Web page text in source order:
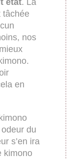
état. La
tâchée
nos
en
du
s’en ira
kimono